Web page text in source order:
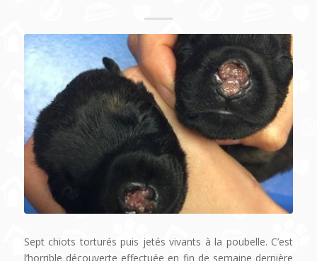
Sept chiots torturés puis jetés vivants à la poubelle. C’est
l’horrible découverte effectuée en fin de semaine dernière